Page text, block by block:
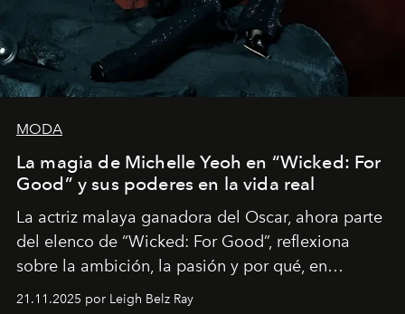
MODA
La magia de Michelle Yeoh en “Wicked: For
Good” y sus poderes en la vida real
La actriz malaya ganadora del Oscar, ahora parte
del elenco de “Wicked: For Good”, reflexiona
sobre la ambición, la pasión y por qué, en
ocasiones, la introspección puede esperar. “Es
21.11.2025 por Leigh Belz Ray